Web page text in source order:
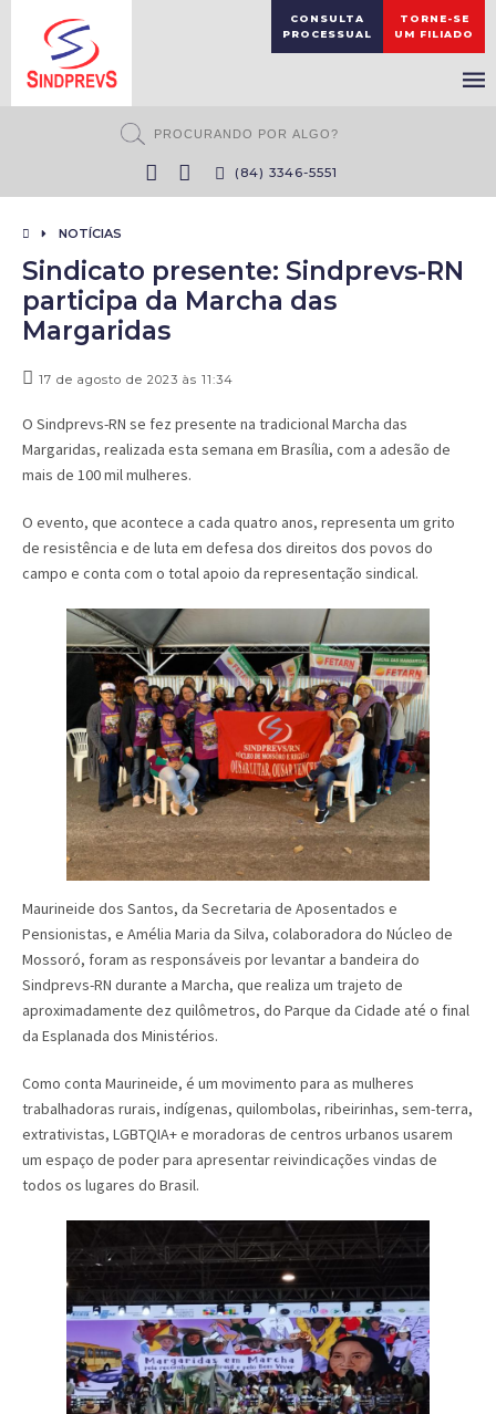
CONSULTA
PROCESSUAL
TORNE-SE
UM FILIADO
(84) 3346-5551
NOTÍCIAS
Sindicato presente: Sindprevs-RN
participa da Marcha das
Margaridas
17 de agosto de 2023 às 11:34
O Sindprevs-RN se fez presente na tradicional Marcha das
Margaridas, realizada esta semana em Brasília, com a adesão de
mais de 100 mil mulheres.
O evento, que acontece a cada quatro anos, representa um grito
de resistência e de luta em defesa dos direitos dos povos do
campo e conta com o total apoio da representação sindical.
Maurineide dos Santos, da Secretaria de Aposentados e
Pensionistas, e Amélia Maria da Silva, colaboradora do Núcleo de
Mossoró, foram as responsáveis por levantar a bandeira do
Sindprevs-RN durante a Marcha, que realiza um trajeto de
aproximadamente dez quilômetros, do Parque da Cidade até o final
da Esplanada dos Ministérios.
Como conta Maurineide, é um movimento para as mulheres
trabalhadoras rurais, indígenas, quilombolas, ribeirinhas, sem-terra,
extrativistas, LGBTQIA+ e moradoras de centros urbanos usarem
um espaço de poder para apresentar reivindicações vindas de
todos os lugares do Brasil.